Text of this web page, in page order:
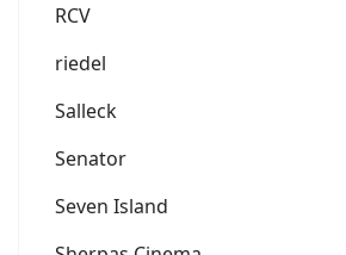
RCV
riedel
Salleck
Senator
Seven Island